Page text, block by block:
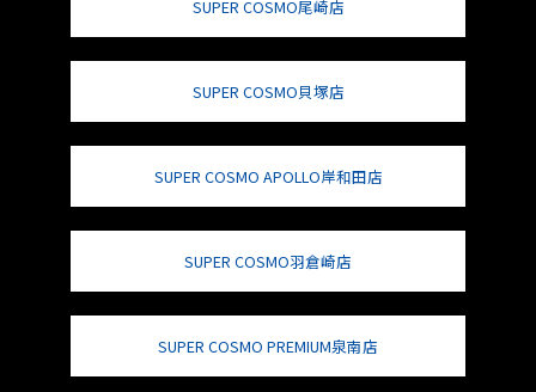
SUPER COSMO尾崎店
SUPER COSMO貝塚店
SUPER COSMO APOLLO岸和田店
SUPER COSMO羽倉崎店
SUPER COSMO PREMIUM泉南店